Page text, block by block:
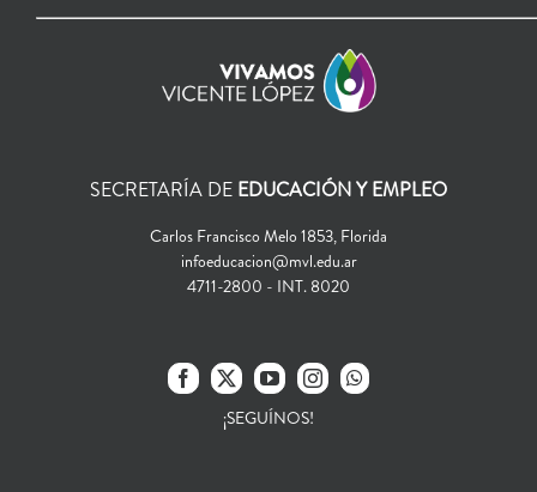
SECRETARÍA DE EDUCACIÓN Y EMPLEO
Carlos Francisco Melo 1853, Florida
infoeducacion@mvl.edu.ar
4711-2800 - INT. 8020
¡SEGUÍNOS!